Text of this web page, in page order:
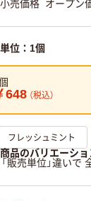
売価格 オープン
位：1個
648 （税込）
フレッシュミント
品のバリエーショ
「販売単位」違いで